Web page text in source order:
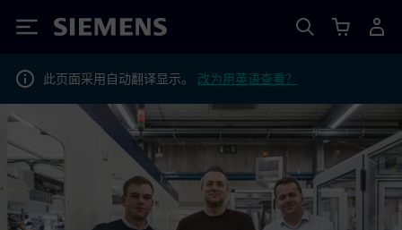
Siemens
此页面采用自动翻译显示。 改为用英语查看？